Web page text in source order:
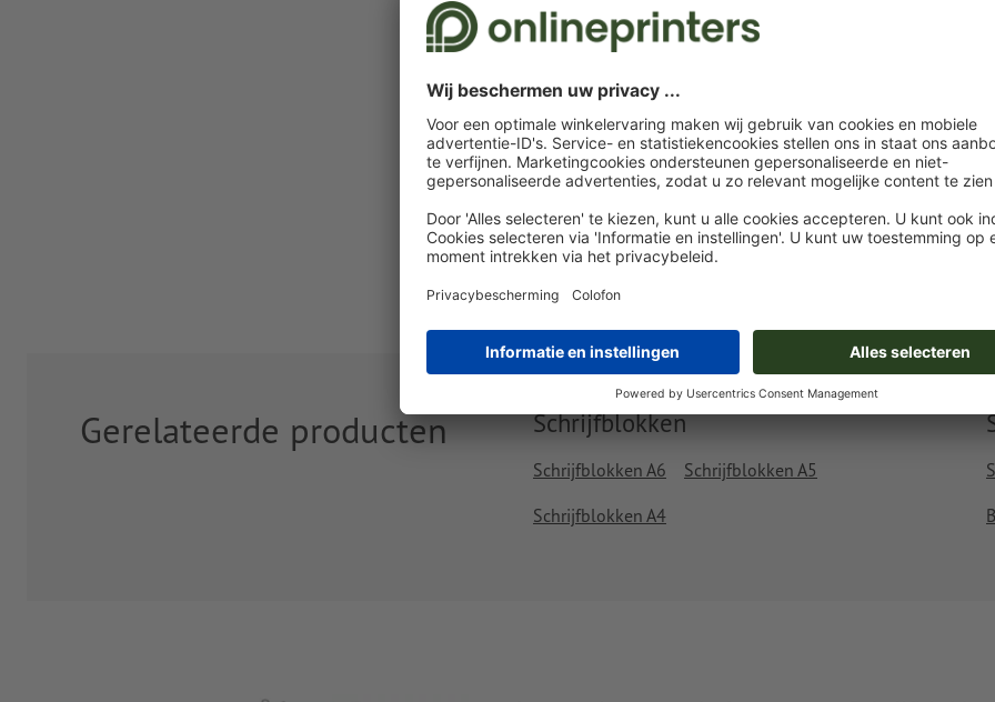
excl. btw
€ 35,31
vr. 14 aug. - di. 18 aug.
Gewicht: ca.932,5 g
Gerelateerde producten Schrijfblokken
Schrijfblokken A6 Schrijfblokken A5
Schrijfblokken A4